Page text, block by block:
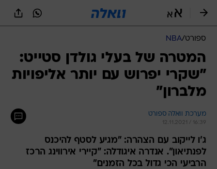
ספורט/
NBA
המטרה של בעלי גולדן סטייט:
"שקרי יפרוש עם יותר אליפויות
מלברון"
מערכת וואלה ספורט
12.11.2021 / 16:39
ג'ו לייקוב עם הצהרה: "מגיע לסטף להיכנס
לפנתיאון". אנדרה איגודלה: "קיירי אירווינג הרכז
הרביעי הכי גדול בכל הזמנים"